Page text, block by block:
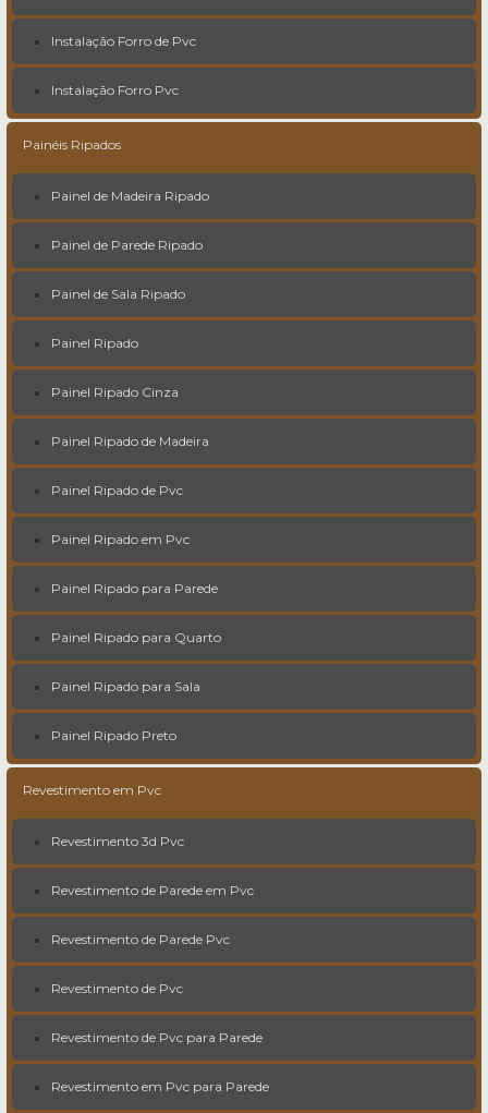
Instalação Forro de Pvc
Instalação Forro Pvc
Painéis Ripados
Painel de Madeira Ripado
Painel de Parede Ripado
Painel de Sala Ripado
Painel Ripado
Painel Ripado Cinza
Painel Ripado de Madeira
Painel Ripado de Pvc
Painel Ripado em Pvc
Painel Ripado para Parede
Painel Ripado para Quarto
Painel Ripado para Sala
Painel Ripado Preto
Revestimento em Pvc
Revestimento 3d Pvc
Revestimento de Parede em Pvc
Revestimento de Parede Pvc
Revestimento de Pvc
Revestimento de Pvc para Parede
Revestimento em Pvc para Parede